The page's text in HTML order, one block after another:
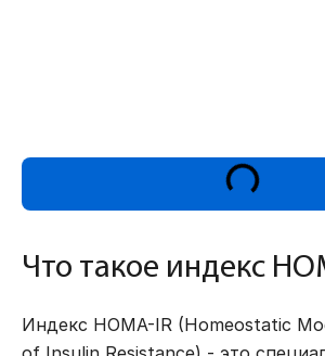
Что такое индекс
Индекс HOMA-IR (Homeostatic